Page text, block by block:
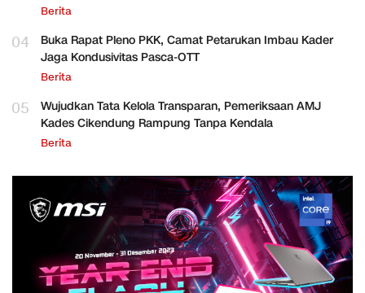
Berita
04
Buka Rapat Pleno PKK, Camat Petarukan Imbau Kader
Jaga Kondusivitas Pasca-OTT
Berita
05
Wujudkan Tata Kelola Transparan, Pemeriksaan AMJ
Kades Cikendung Rampung Tanpa Kendala
Berita